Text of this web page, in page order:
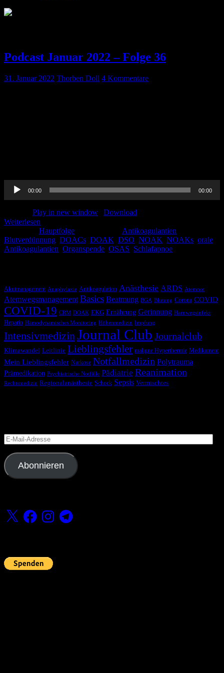
Podcast Januar 2022 – Folge 36
31. Januar 2022 Thorben Doll 4 Kommentare
Audio-
Player
00:00 00:00
Play in new window
Download
Weiterlesen
Hauptfolge Antikoagulantien
Blutverdünnung DOACs DOAK DSO NOAK NOAKs orale
Antikoagulantien Organspende OSAS Schlafapnoe
Akutmanagement Anaphylaxie Antikoagulation Anästhesie ARDS Atemnot
Atemwegsmanagement Basics Beatmung BGA Blutung Corona COVID
COVID-19 CRM DOAK EKG Ernährung Gerinnung Harnwegsinfekt
Heparin Hämodynamisches Monitoring Höhenmedizin Impfung
IntensivmedizinJournal Club Journalclub
Klimawandel Leitlinie Lieblingsfehler maligne Hyperthermie Medikament
Mein Lieblingsfehler Narkose Notfallmedizin Polytrauma
Prämedikation Psychiatrische Notfälle Pädiatrie Reanimation
Rechtsmedizin Regionalanästhesie Schock Sepsis Vermischtes
E-
Mail-
Adresse
Abonnieren
X FacebookInstagramTelegram